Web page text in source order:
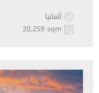
ألمانيا
20,259 sqm